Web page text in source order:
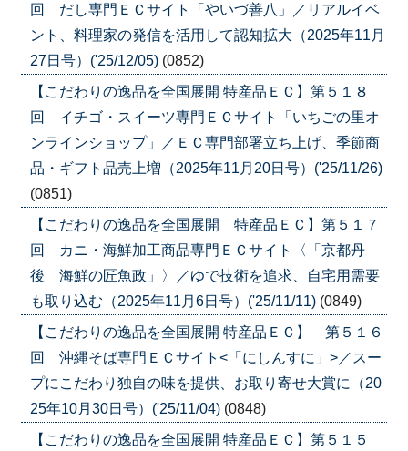
回 だし専門ＥＣサイト「やいづ善八」／リアルイベ
ント、料理家の発信を活用して認知拡大（2025年11月
27日号）('25/12/05) (0852)
【こだわりの逸品を全国展開 特産品ＥＣ】第５１８
回 イチゴ・スイーツ専門ＥＣサイト「いちごの里オ
ンラインショップ」／ＥＣ専門部署立ち上げ、季節商
品・ギフト品売上増（2025年11月20日号）('25/11/26)
(0851)
【こだわりの逸品を全国展開 特産品ＥＣ】第５１７
回 カニ・海鮮加工商品専門ＥＣサイト〈「京都丹
後 海鮮の匠魚政」〉／ゆで技術を追求、自宅用需要
も取り込む（2025年11月6日号）('25/11/11) (0849)
【こだわりの逸品を全国展開 特産品ＥＣ】 第５１６
回 沖縄そば専門ＥＣサイト<「にしんすに」>／スー
プにこだわり独自の味を提供、お取り寄せ大賞に（20
25年10月30日号）('25/11/04) (0848)
【こだわりの逸品を全国展開 特産品ＥＣ】第５１５